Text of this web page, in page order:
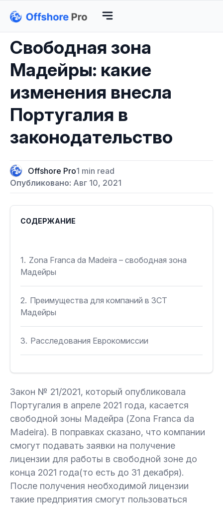
Свободная зона
Мадейры: какие
изменения внесла
Португалия в
законодательство
Offshore Pro1 min read
Опубликовано: Авг 10, 2021
СОДЕРЖАНИЕ
1. Zona Franca da Madeira – свободная зона
Мадейры
2. Преимущества для компаний в ЗСТ
Мадейры
3. Расследования Еврокомиссии
Закон № 21/2021, который опубликовала
Португалия в апреле 2021 года, касается
свободной зоны Мадейра (Zona Franca da
Madeira). В поправках сказано, что компании
смогут подавать заявки на получение
лицензии для работы в свободной зоне до
конца 2021 года(то есть до 31 декабря).
После получения необходимой лицензии
такие предприятия смогут пользоваться